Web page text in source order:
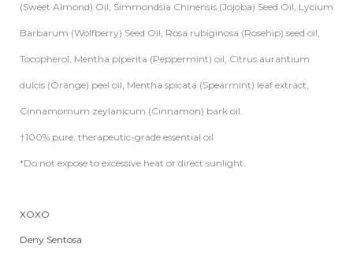
(Sweet Almond) Oil, Simmondsia Chinensis (Jojoba) Seed Oil, Lycium
Barbarum (Wolfberry) Seed Oil, Rosa rubiginosa (Rosehip) seed oil,
Tocopherol, Mentha piperita (Peppermint) oil, Citrus aurantium
dulcis (Orange) peel oil, Mentha spicata (Spearmint) leaf extract,
Cinnamomum zeylanicum (Cinnamon) bark oil.
†100% pure, therapeutic-grade essential oil
*Do not expose to excessive heat or direct sunlight.
XOXO
Deny Sentosa